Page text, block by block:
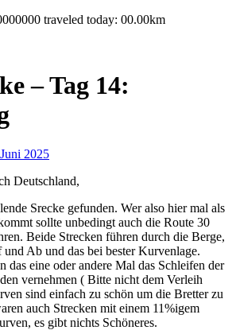
traveled today: 00.00km
– Tag 14:
2025
Deutschland,
Srecke gefunden. Wer also hier mal als
sollte unbedingt auch die Route 30
Beide Strecken führen durch die Berge,
und Ab und das bei bester Kurvenlage.
das eine oder andere Mal das Schleifen der
vernehmen ( Bitte nicht dem Verleih
sind einfach zu schön um die Bretter zu
auch Strecken mit einem 11%igem
es gibt nichts Schöneres.